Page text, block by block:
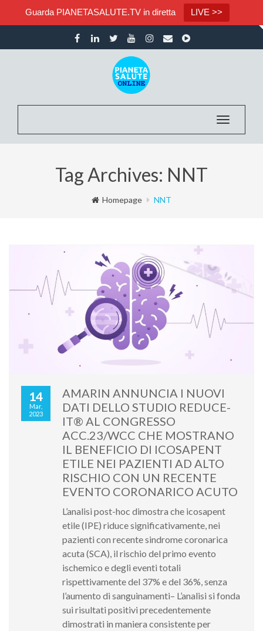
Guarda PIANETASALUTE.TV in diretta LIVE >>
Toggle
Tag Archives: NNT
Homepage NNT
14
Mar,
2023
AMARIN ANNUNCIA I NUOVI
DATI DELLO STUDIO REDUCE-
IT® AL CONGRESSO
ACC.23/WCC CHE MOSTRANO
IL BENEFICIO DI ICOSAPENT
ETILE NEI PAZIENTI AD ALTO
RISCHIO CON UN RECENTE
EVENTO CORONARICO ACUTO
L’analisi post-hoc dimostra che icosapent
etile (IPE) riduce significativamente, nei
pazienti con recente sindrome coronarica
acuta (SCA), il rischio del primo evento
ischemico e degli eventi totali
rispettivamente del 37% e del 36%, senza
l’aumento di sanguinamenti– L’analisi si fonda
sui risultati positivi precedentemente
dimostrati in maniera consistente per